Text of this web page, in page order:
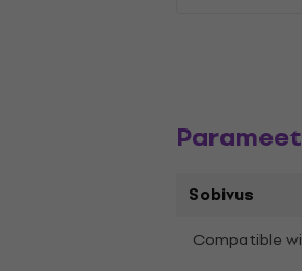
Sobivus
Compatible